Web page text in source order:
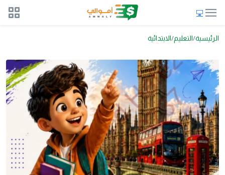
الرئيسية التعليم الابتدائية